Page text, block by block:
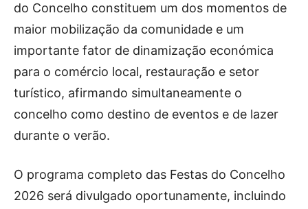
do Concelho constituem um dos momentos de
maior mobilização da comunidade e um
importante fator de dinamização económica
para o comércio local, restauração e setor
turístico, afirmando simultaneamente o
concelho como destino de eventos e de lazer
durante o verão.
O programa completo das Festas do Concelho
2026 será divulgado oportunamente, incluindo